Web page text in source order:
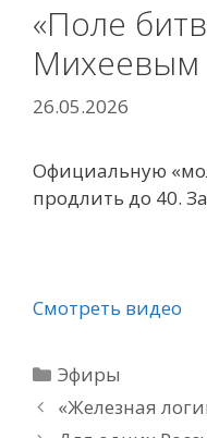
«Поле
Михеевым
26.05.2026
Официальную
продлить до 40.
Смотреть видео
Рубрики
Эфиры
«Железная